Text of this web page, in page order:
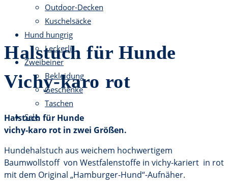
Outdoor-Decken
Kuschelsäcke
Hund hungrig
Leckerli
Zweibeiner
Bekleidung
Geschenke
Taschen
Sale
Halstuch für Hunde
Vichy-karo rot
Halstuch für Hunde
vichy-karo rot in zwei Größen.
Hundehalstuch aus weichem hochwertigem
Baumwollstoff von Westfalenstoffe in vichy-kariert in rot
mit dem Original „Hamburger-Hund“-Aufnäher.